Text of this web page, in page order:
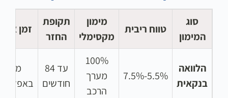
סוג
המימון
טווח ריבית
מימון
מקסימלי
תקופת
החזר
זמן
הלוואה
בנקאית
5.5%-7.5%
100%
מערך
הרכב
עד 84
חודשים
מיידי